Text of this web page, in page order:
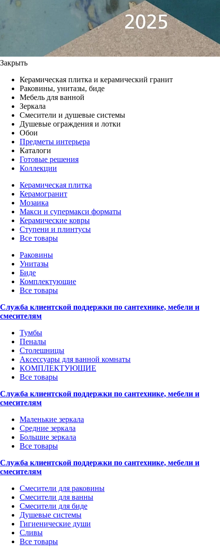
Закрыть
Керамическая плитка и керамический гранит
Раковины, унитазы, биде
Мебель для ванной
Зеркала
Смесители и душевые системы
Душевые ограждения и лотки
Обои
Предметы интерьера
Каталоги
Готовые решения
Коллекции
Керамическая плитка
Керамогранит
Мозаика
Макси и супермакси форматы
Керамические ковры
Ступени и плинтусы
Все товары
Раковины
Унитазы
Биде
Комплектующие
Все товары
Служба клиентской поддержки по сантехнике, мебели и
смесителям
Тумбы
Пеналы
Столешницы
Аксессуары для ванной комнаты
КОМПЛЕКТУЮЩИЕ
Все товары
Служба клиентской поддержки по сантехнике, мебели и
смесителям
Маленькие зеркала
Средние зеркала
Большие зеркала
Все товары
Служба клиентской поддержки по сантехнике, мебели и
смесителям
Смесители для раковины
Смесители для ванны
Смесители для биде
Душевые системы
Гигиенические души
Сливы
Все товары